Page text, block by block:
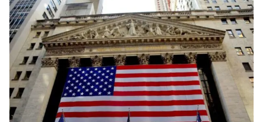
PINS（ピンタレストA）
NAPA（ザ・ダックホーン・ポートフォ
リオ）
EURN（ユーロナブ）
2021年期待の有望テンバガー候補米国株
【購入履歴】